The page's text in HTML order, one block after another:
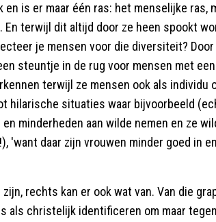
is er maar één ras: het menselijke ras,
terwijl dit altijd door ze heen spookt
je mensen voor die diversiteit?
steuntje in de rug voor mensen met een
terwijl ze mensen ook als individu
hilarische situaties waar bijvoorbeeld
minderheden aan wilde nemen en ze
'want daar zijn vrouwen minder goed in
rechts kan er ook wat van. Van die
als christelijk identificeren om maar